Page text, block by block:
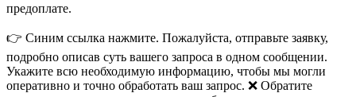
предоплате.
👉 Синим ссылка нажмите. Пожалуйста, отправьте заявку,
подробно описав суть вашего запроса в одном сообщении.
Укажите всю необходимую информацию, чтобы мы могли
оперативно и точно обработать ваш запрос. ❌ Обратите